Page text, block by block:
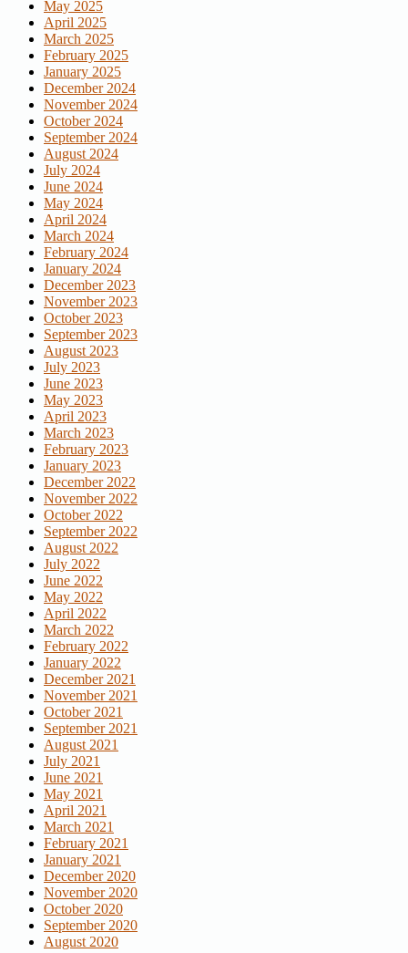
May 2025
April 2025
March 2025
February 2025
January 2025
December 2024
November 2024
October 2024
September 2024
August 2024
July 2024
June 2024
May 2024
April 2024
March 2024
February 2024
January 2024
December 2023
November 2023
October 2023
September 2023
August 2023
July 2023
June 2023
May 2023
April 2023
March 2023
February 2023
January 2023
December 2022
November 2022
October 2022
September 2022
August 2022
July 2022
June 2022
May 2022
April 2022
March 2022
February 2022
January 2022
December 2021
November 2021
October 2021
September 2021
August 2021
July 2021
June 2021
May 2021
April 2021
March 2021
February 2021
January 2021
December 2020
November 2020
October 2020
September 2020
August 2020